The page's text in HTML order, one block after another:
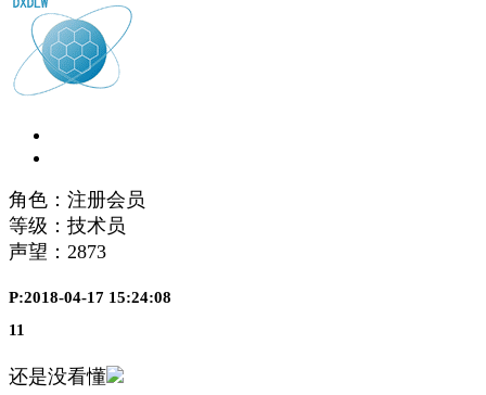
角色：注册会员
等级：技术员
声望： 2873
P:2018-04-17 15:24:08
11
还是没看懂